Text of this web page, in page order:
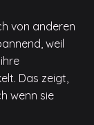
von anderen
weil
Das zeigt,
wenn sie